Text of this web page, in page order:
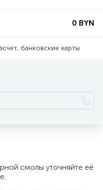
0 BYN
банковские карты
смолы уточняйте её